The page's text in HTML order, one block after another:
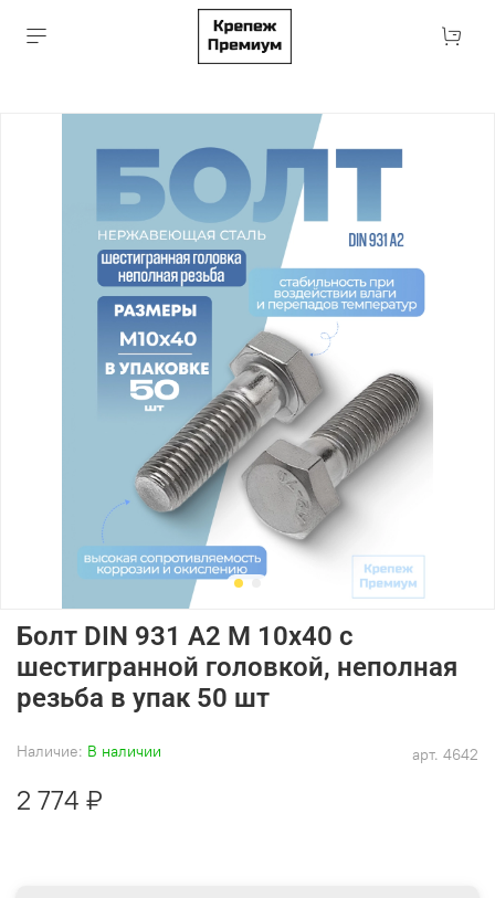
арт. 4642
Наличие: В наличии
Болт DIN 931 А2 M 10х40 с
шестигранной головкой, неполная
резьба в упак 50 шт
2 774 ₽